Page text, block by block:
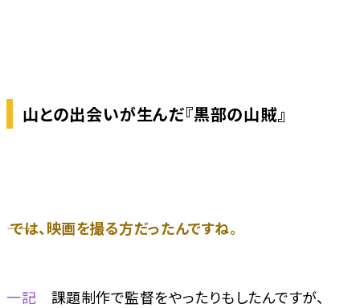
山との出会いが生んだ『黒部の山賊』
―― では、映画を撮る方だったんですね。
一記 課題制作で監督をやったりもしたんですが、